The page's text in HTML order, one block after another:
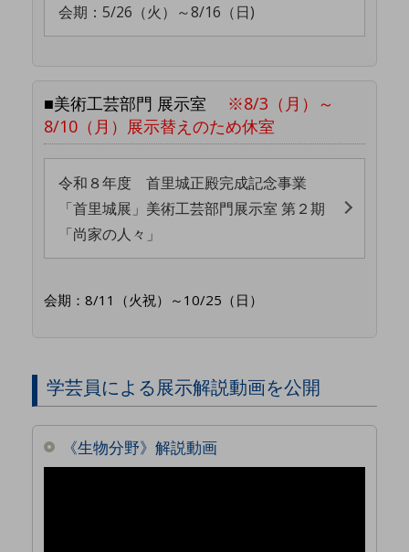
会期：5/26（火）～8/16（日)
■美術工芸部門 展示室 ※8/3（月）～
8/10（月）展示替えのため休室
令和８年度 首里城正殿完成記念事業
「首里城展」美術工芸部門展示室 第２期
「尚家の人々」
会期：8/11（火祝）～10/25（日）
学芸員による展示解説動画を公開
《生物分野》解説動画